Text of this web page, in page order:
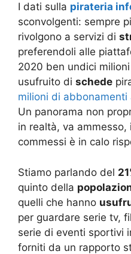
I dati sulla pirateria
sconvolgenti: sempre
rivolgono a servizi di
preferendoli alle
2020 ben undici
usufruito di schede
milioni di abbonamenti
Un panorama non
in realtà, va
commessi è in calo
Stiamo parlando del
quinto della
quelli che hanno
per guardare serie tv,
serie di eventi sportivi
forniti da un rapporto